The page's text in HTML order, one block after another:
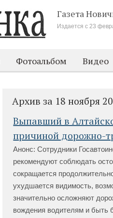
Газета
Издается с 23
Фотоальбом Видео
Архив за 18 ноября
Выпавший в
причиной дорожно-
Анонс: Сотрудники
рекомендуют соблюдать
сокращается
ухудшается видимость,
значительно осложняют
вождения водителям и быть